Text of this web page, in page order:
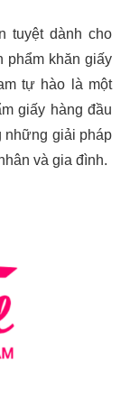
tuyệt dành cho
phẩm khăn giấy
tự hào là một
giấy hàng đầu
những giải pháp
và gia đình.